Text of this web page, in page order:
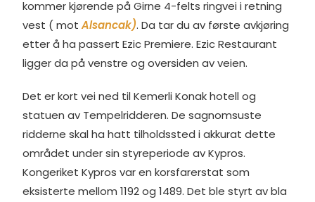
kommer kjørende på Girne 4-felts ringvei i retning
vest ( motAlsancak). Da tar du av første avkjøring
etter å ha passert Ezic Premiere. Ezic Restaurant
ligger da på venstre og oversiden av veien.
Det er kort vei ned til Kemerli Konak hotell og
statuen av Tempelridderen. De sagnomsuste
ridderne skal ha hatt tilholdssted i akkurat dette
området under sin styreperiode av Kypros.
Kongeriket Kypros var en korsfarerstat som
eksisterte mellom 1192 og 1489. Det ble styrt av bla